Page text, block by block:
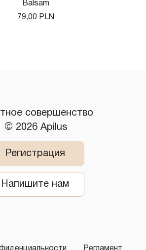
Balsam
Цена
79,00 PLN
совершенство
© 2026 Apilus
Регламент
Регистрация
Напишите нам